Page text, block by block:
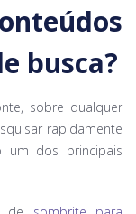
busca?
sobre qualquer
rapidamente
um dos principais